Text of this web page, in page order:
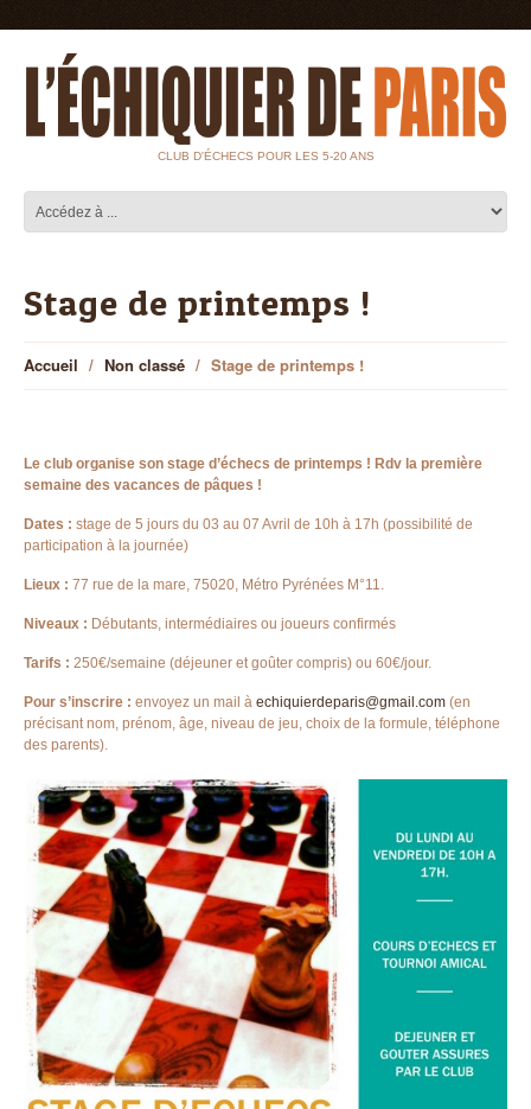
CLUB D'ÉCHECS POUR LES 5-20 ANS
Stage de printemps !
Accueil Non classé Stage de printemps !
Le club organise son stage d’échecs de printemps ! Rdv la première
semaine des vacances de pâques !
Dates : stage de 5 jours du 03 au 07 Avril de 10h à 17h (possibilité de
participation à la journée)
Lieux : 77 rue de la mare, 75020, Métro Pyrénées M°11.
Niveaux : Débutants, intermédiaires ou joueurs confirmés
Tarifs : 250€/semaine (déjeuner et goûter compris) ou 60€/jour.
Pour s’inscrire : envoyez un mail à echiquierdeparis@gmail.com (en
précisant nom, prénom, âge, niveau de jeu, choix de la formule, téléphone
des parents).